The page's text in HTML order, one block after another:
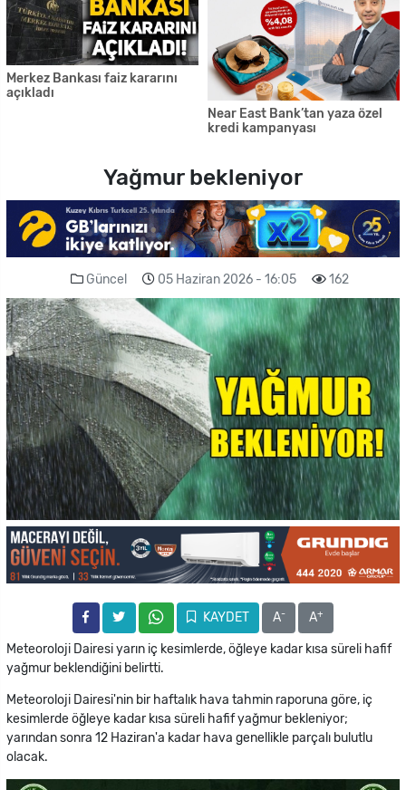
Merkez Bankası faiz kararını
açıkladı
Near East Bank’tan yaza özel
kredi kampanyası
Yağmur bekleniyor
Güncel 05 Haziran 2026 - 16:05 162
KAYDET A- A+
Meteoroloji Dairesi yarın iç kesimlerde, öğleye kadar kısa süreli hafif
yağmur beklendiğini belirtti.
Meteoroloji Dairesi'nin bir haftalık hava tahmin raporuna göre, iç
kesimlerde öğleye kadar kısa süreli hafif yağmur bekleniyor;
yarından sonra 12 Haziran'a kadar hava genellikle parçalı bulutlu
olacak.